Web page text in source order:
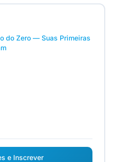
do Zero — Suas Primeiras
e Inscrever